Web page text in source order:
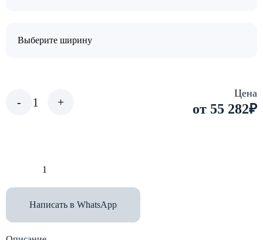
- 1 +
Цена
от 55 282₽
Написать в WhatsApp